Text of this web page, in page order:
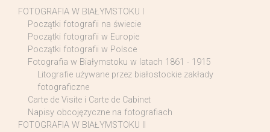
FOTOGRAFIA W BIAŁYMSTOKU I
Początki fotografii na świecie
Początki fotografii w Europie
Początki fotografii w Polsce
Fotografia w Białymstoku w latach 1861 - 1915
Litografie używane przez białostockie zakłady
fotograficzne
Carte de Visite i Carte de Cabinet
Napisy obcojęzyczne na fotografiach
FOTOGRAFIA W BIAŁYMSTOKU II